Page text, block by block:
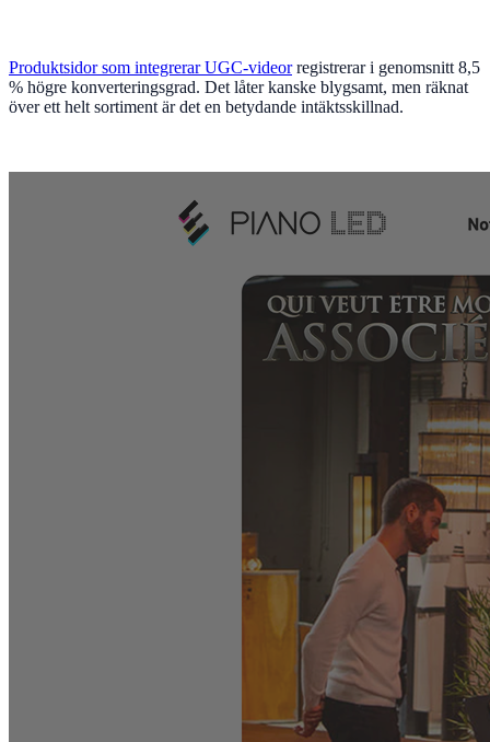
Produktsidor som integrerar UGC-videorregistrerar i genomsnitt 8,5
% högre konverteringsgrad. Det låter kanske blygsamt, men räknat
över ett helt sortiment är det en betydande intäktsskillnad.